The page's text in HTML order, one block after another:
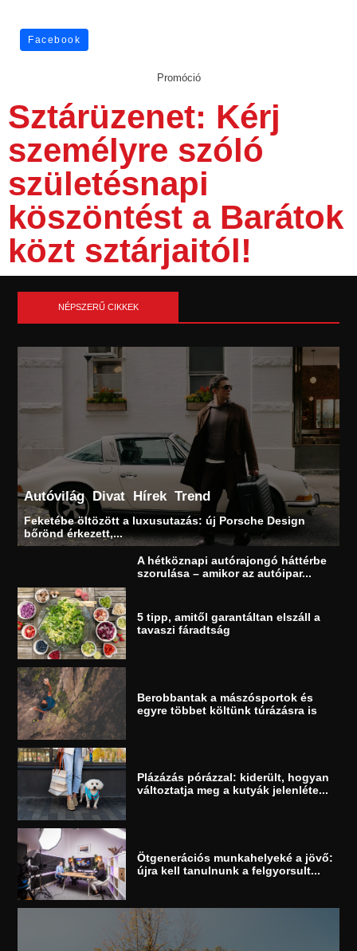
Facebook
Promóció
Sztárüzenet: Kérj
személyre szóló
születésnapi
köszöntést a Barátok
közt sztárjaitól!
NÉPSZERŰ CIKKEK
Autóvilág Divat Hírek Trend
Feketébe öltözött a luxusutazás: új Porsche Design
bőrönd érkezett,...
A hétköznapi autórajongó háttérbe
szorulása – amikor az autóipar...
5 tipp, amitől garantáltan elszáll a
tavaszi fáradtság
Berobbantak a mászósportok és
egyre többet költünk túrázásra is
Plázázás pórázzal: kiderült, hogyan
változtatja meg a kutyák jelenléte...
Ötgenerációs munkahelyeké a jövő:
újra kell tanulnunk a felgyorsult...